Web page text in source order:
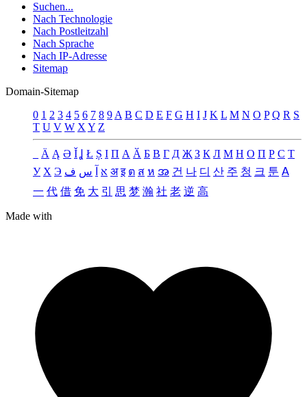
Suchen...
Nach Technologie
Nach Postleitzahl
Nach Sprache
Nach IP-Adresse
Sitemap
Domain-Sitemap
0 1 2 3 4 5 6 7 8 9 A B C D E F G H I J K L M N O P Q R S
T U V W X Y Z
Ä Ą Ə Ǐ Ʝ Ł Ș Ι Π А Ӑ Б В Г Д Җ З К Л М Н О П Р С Т
У Х Э א س ف अ इ ต ส ห အ 건 나 디 산 주 청 크 툰 ꓮ
一 代 借 免 大 引 思 梦 瀚 社 老 逆 高
Made with